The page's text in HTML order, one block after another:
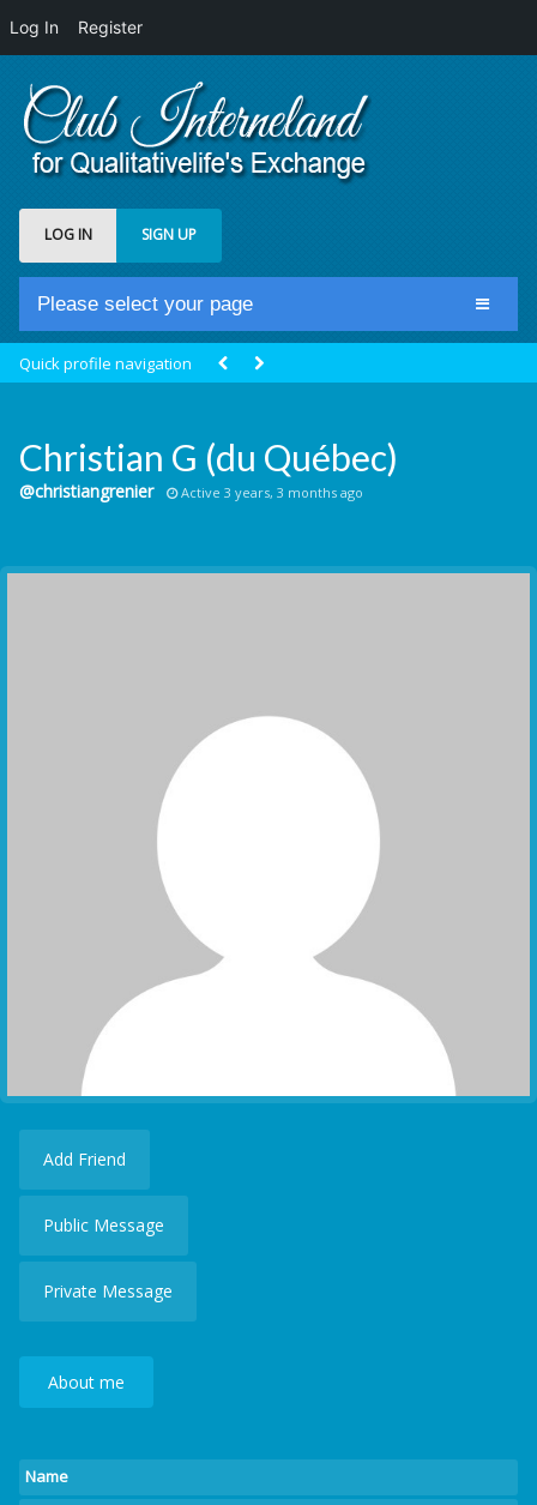
Log In Register
LOG IN SIGN UP
Please select your page
Groups
Communication Point
Quick profile navigation
Christian G (du Québec)
@christiangrenier Active 3 years, 3 months ago
Add Friend
Public Message
Private Message
About me
Name